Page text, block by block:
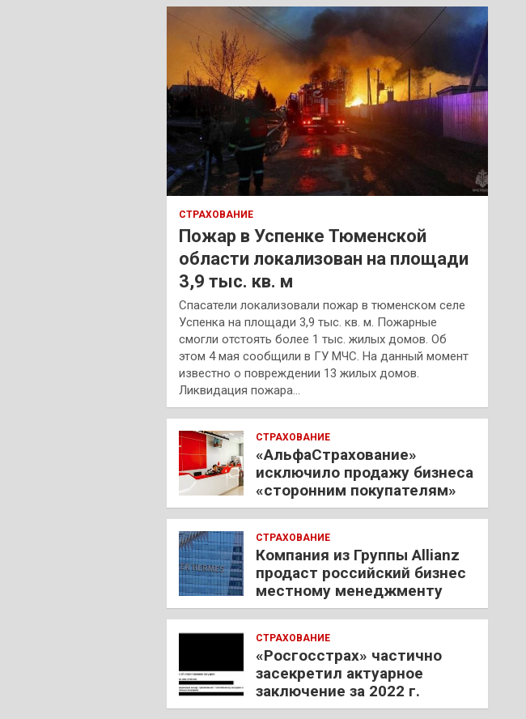
СТРАХОВАНИЕ
Пожар в Успенке Тюменской
области локализован на площади
3,9 тыс. кв. м
Спасатели локализовали пожар в тюменском селе
Успенка на площади 3,9 тыс. кв. м. Пожарные
смогли отстоять более 1 тыс. жилых домов. Об
этом 4 мая сообщили в ГУ МЧС. На данный момент
известно о повреждении 13 жилых домов.
Ликвидация пожара…
СТРАХОВАНИЕ
«АльфаСтрахование»
исключило продажу бизнеса
«сторонним покупателям»
СТРАХОВАНИЕ
Компания из Группы Allianz
продаст российский бизнес
местному менеджменту
СТРАХОВАНИЕ
«Росгосстрах» частично
засекретил актуарное
заключение за 2022 г.